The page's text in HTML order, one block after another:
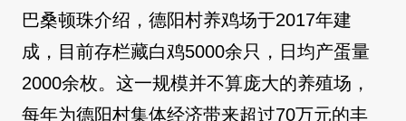
巴桑顿珠介绍，德阳村养鸡场于2017年建
成，目前存栏藏白鸡5000余只，日均产蛋量
2000余枚。这一规模并不算庞大的养殖场，
每年为德阳村集体经济带来超过70万元的丰